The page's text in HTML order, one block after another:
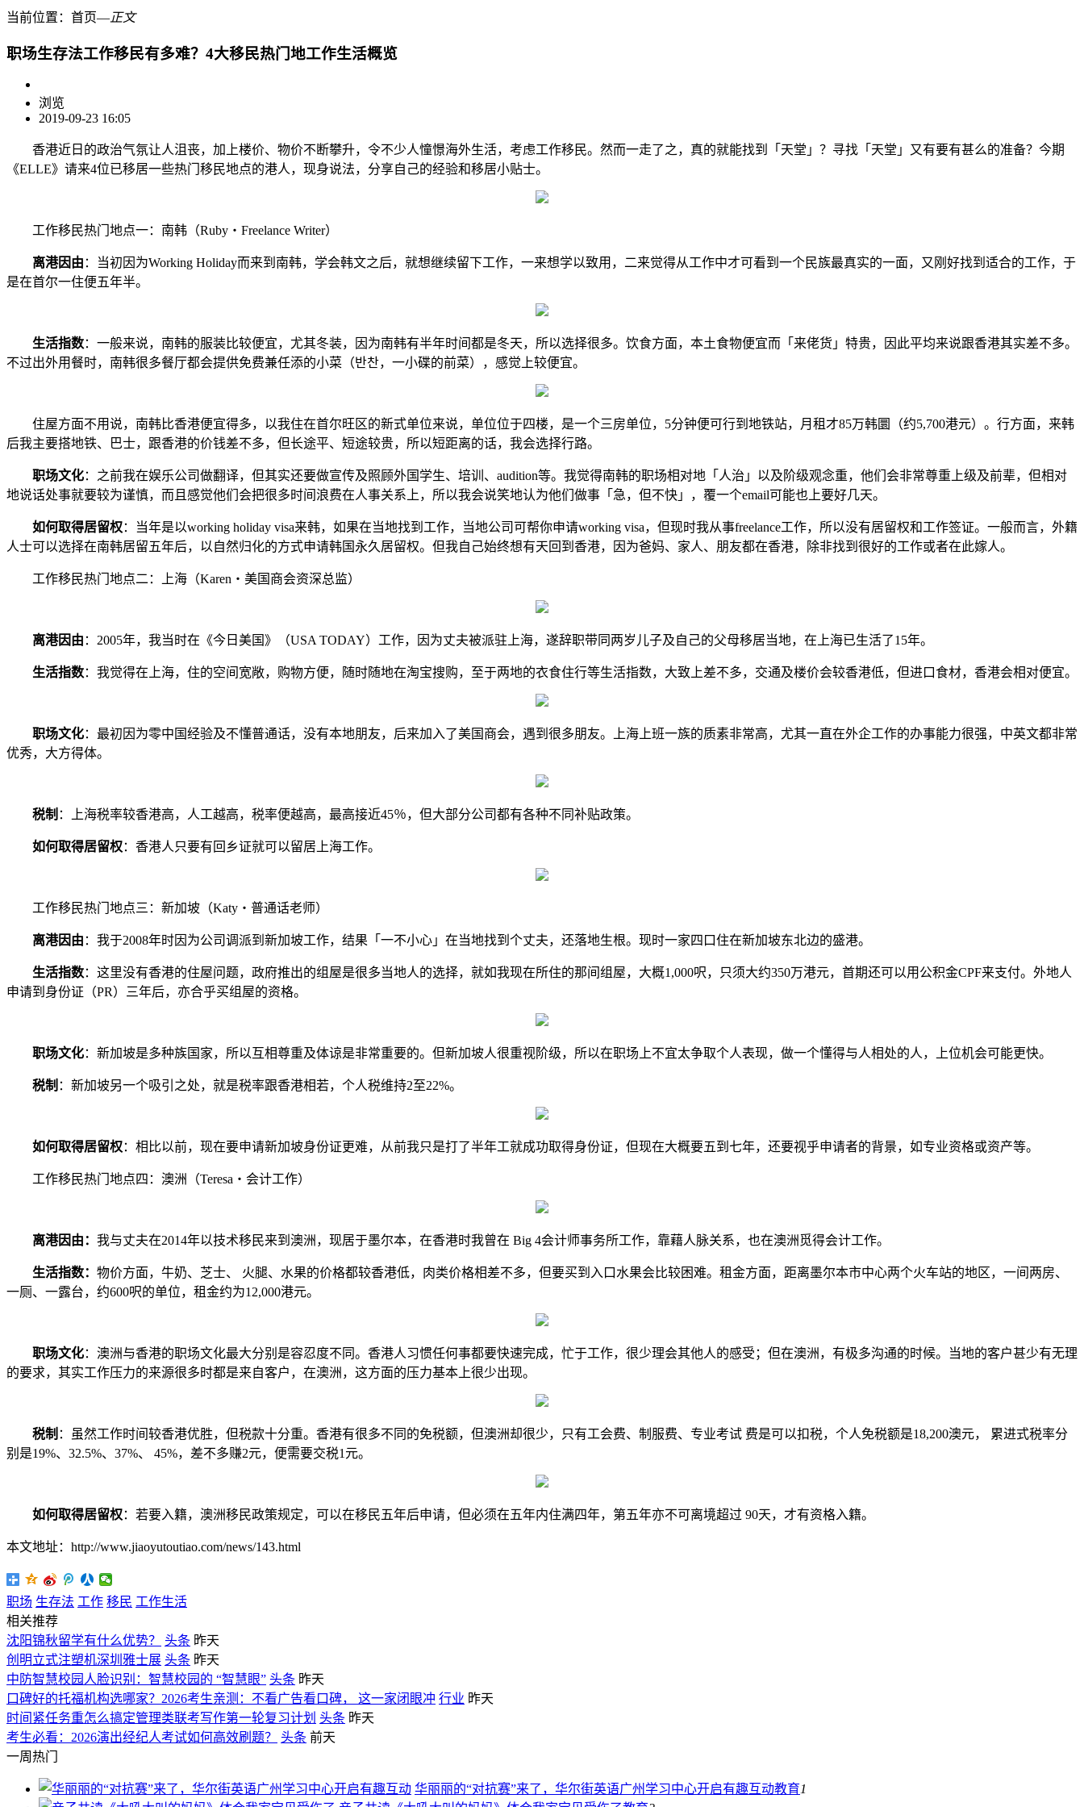
当前位置： 首页―正文
职场生存法工作移民有多难？4大移民热门地工作生活概览
浏览
2019-09-23 16:05
香港近日的政治气氛让人沮丧，加上楼价、物价不断攀升，令不少人憧憬海外生活，考虑工作移民。然而一走了之，真的就能找到「天堂」？寻找「天堂」又有要有甚么的准备？今期
《ELLE》请来4位已移居一些热门移民地点的港人，现身说法，分享自己的经验和移居小贴士。
工作移民热门地点一：南韩（Ruby・Freelance Writer）
离港因由 ：当初因为Working Holiday而来到南韩，学会韩文之后，就想继续留下工作，一来想学以致用，二来觉得从工作中才可看到一个民族最真实的一面，又刚好找到适合的工作，于
是在首尔一住便五年半。
生活指数：一般来说，南韩的服装比较便宜，尤其冬装，因为南韩有半年时间都是冬天，所以选择很多。饮食方面，本土食物便宜而「来佬货」特贵，因此平均来说跟香港其实差不多。
不过出外用餐时，南韩很多餐厅都会提供免费兼任添的小菜（반찬，一小碟的前菜），感觉上较便宜。
住屋方面不用说，南韩比香港便宜得多，以我住在首尔旺区的新式单位来说，单位位于四楼，是一个三房单位，5分钟便可行到地铁站，月租才85万韩圜（约5,700港元）。行方面，来韩
后我主要搭地铁、巴士，跟香港的价钱差不多，但长途平、短途较贵，所以短距离的话，我会选择行路。
职场文化：之前我在娱乐公司做翻译，但其实还要做宣传及照顾外国学生、培训、audition等。我觉得南韩的职场相对地「人治」以及阶级观念重，他们会非常尊重上级及前辈，但相对
地说话处事就要较为谨慎，而且感觉他们会把很多时间浪费在人事关系上，所以我会说笑地认为他们做事「急，但不快」，覆一个email可能也上要好几天。
如何取得居留权：当年是以working holiday visa来韩，如果在当地找到工作，当地公司可帮你申请working visa，但现时我从事freelance工作，所以没有居留权和工作签证。一般而言，外籍
人士可以选择在南韩居留五年后，以自然归化的方式申请韩国永久居留权。但我自己始终想有天回到香港，因为爸妈、家人、朋友都在香港，除非找到很好的工作或者在此嫁人。
工作移民热门地点二：上海（Karen・美国商会资深总监）
离港因由 ：2005年，我当时在《今日美国》（USA TODAY）工作，因为丈夫被派驻上海，遂辞职带同两岁儿子及自己的父母移居当地，在上海已生活了15年。
生活指数：我觉得在上海，住的空间宽敞，购物方便，随时随地在淘宝搜购，至于两地的衣食住行等生活指数，大致上差不多，交通及楼价会较香港低，但进口食材，香港会相对便宜。
职场文化：最初因为零中国经验及不懂普通话，没有本地朋友，后来加入了美国商会，遇到很多朋友。上海上班一族的质素非常高，尤其一直在外企工作的办事能力很强，中英文都非常
优秀，大方得体。
税制 ：上海税率较香港高，人工越高，税率便越高，最高接近45％，但大部分公司都有各种不同补贴政策。
如何取得居留权：香港人只要有回乡证就可以留居上海工作。
工作移民热门地点三：新加坡（Katy・普通话老师）
离港因由 ：我于2008年时因为公司调派到新加坡工作，结果「一不小心」在当地找到个丈夫，还落地生根。现时一家四口住在新加坡东北边的盛港。
生活指数：这里没有香港的住屋问题，政府推出的组屋是很多当地人的选择，就如我现在所住的那间组屋，大概1,000呎，只须大约350万港元，首期还可以用公积金CPF来支付。外地人
申请到身份证（PR）三年后，亦合乎买组屋的资格。
职场文化：新加坡是多种族国家，所以互相尊重及体谅是非常重要的。但新加坡人很重视阶级，所以在职场上不宜太争取个人表现，做一个懂得与人相处的人，上位机会可能更快。
税制 ：新加坡另一个吸引之处，就是税率跟香港相若，个人税维持2至22%。
如何取得居留权：相比以前，现在要申请新加坡身份证更难，从前我只是打了半年工就成功取得身份证，但现在大概要五到七年，还要视乎申请者的背景，如专业资格或资产等。
工作移民热门地点四：澳洲（Teresa・会计工作）
离港因由： 我与丈夫在2014年以技术移民来到澳洲，现居于墨尔本，在香港时我曾在 Big 4会计师事务所工作，靠藉人脉关系，也在澳洲觅得会计工作。
生活指数： 物价方面，牛奶、芝士、 火腿、水果的价格都较香港低，肉类价格相差不多，但要买到入口水果会比较困难。租金方面，距离墨尔本市中心两个火车站的地区，一间两房、
一厕、一露台，约600呎的单位，租金约为12,000港元。
职场文化：澳洲与香港的职场文化最大分别是容忍度不同。香港人习惯任何事都要快速完成，忙于工作，很少理会其他人的感受；但在澳洲，有极多沟通的时候。当地的客户甚少有无理
的要求，其实工作压力的来源很多时都是来自客户，在澳洲，这方面的压力基本上很少出现。
税制 ：虽然工作时间较香港优胜，但税款十分重。香港有很多不同的免税额，但澳洲却很少，只有工会费、制服费、专业考试 费是可以扣税，个人免税额是18,200澳元， 累进式税率分
别是19%、32.5%、37%、 45%，差不多赚2元，便需要交税1元。
如何取得居留权：若要入籍，澳洲移民政策规定，可以在移民五年后申请，但必须在五年内住满四年，第五年亦不可离境超过 90天，才有资格入籍。
本文地址：http://www.jiaoyutoutiao.com/news/143.html
职场 生存法 工作 移民 工作生活
相关推荐
沈阳锦秋留学有什么优势？
头条 昨天
创明立式注塑机深圳雅士展 头条 昨天
中防智慧校园人脸识别：智慧校园的 “智慧眼” 头条 昨天
口碑好的托福机构选哪家？2026考生亲测：不看广告看口碑， 这一家闭眼冲 行业 昨天
时间紧任务重怎么搞定管理类联考写作第一轮复习计划 头条 昨天
考生必看：2026演出经纪人考试如何高效刷题？
头条 前天
一周热门
华丽丽的“对抗赛”来了，华尔街英语广州学习中心开启有趣互动教育1